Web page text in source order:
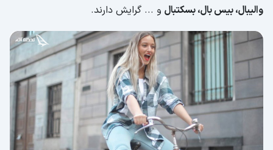
والیبال، بیس بال، بسکتبال و ... گرایش دارند.